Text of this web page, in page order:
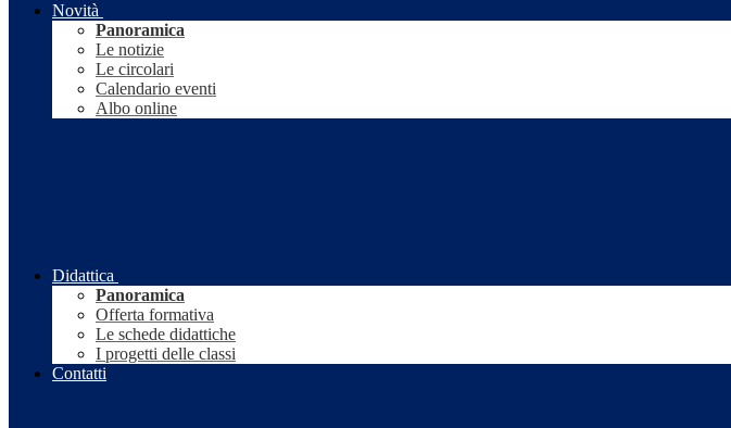
Novità
Panoramica
Le notizie
Le circolari
Calendario eventi
Albo online
Didattica
Panoramica
Offerta formativa
Le schede didattiche
I progetti delle classi
Contatti